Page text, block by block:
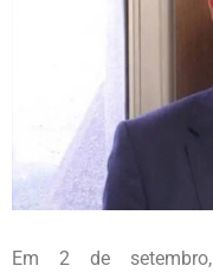
Em 2 de